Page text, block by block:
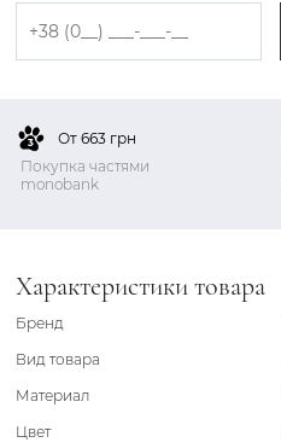
От 663 грн
Покупка частями
monobank
Характеристики товара
Бренд
Вид товара
Материал
Цвет